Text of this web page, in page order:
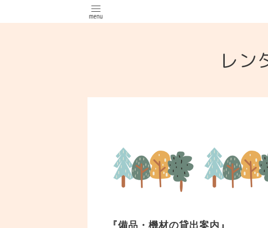
レン
『備品・機材の貸出案内』